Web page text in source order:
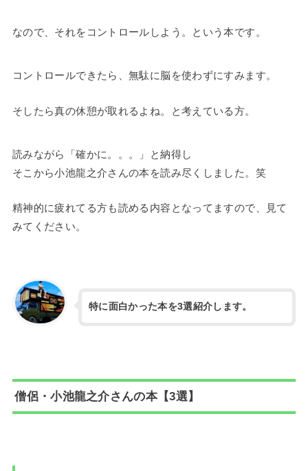
なので、それをコントロールしよう。という本です。
コントロールできたら、無駄に脳を使わずにすみます。
そしたら真の休憩が取れるよね。と考えている方。
読みながら「確かに。。。」と納得し
そこから小池龍之介さんの本を読み尽くしました。笑
精神的に疲れてる方も読める内容となってますので、見て
みてください。
特に面白かった本を3選紹介します。
僧侶・小池龍之介さんの本【3選】